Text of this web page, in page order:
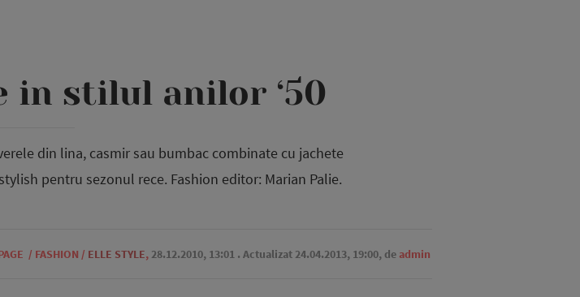
in stilul anilor ‘50
din lina, casmir sau bumbac combinate cu jachete
pentru sezonul rece. Fashion editor: Marian Palie.
/ FASHION / ELLE STYLE, 28.12.2010, 13:01 . Actualizat 24.04.2013, 19:00, de admin